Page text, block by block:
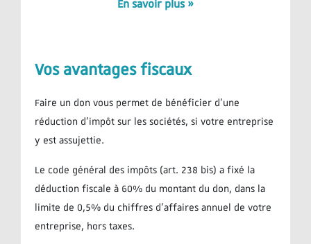
En savoir plus »
Vos avantages fiscaux
Faire un don vous permet de bénéficier d’une
réduction d’impôt sur les sociétés, si votre entreprise
y est assujettie.
Le code général des impôts (art. 238 bis) a fixé la
déduction fiscale à 60% du montant du don, dans la
limite de 0,5% du chiffres d’affaires annuel de votre
entreprise, hors taxes.